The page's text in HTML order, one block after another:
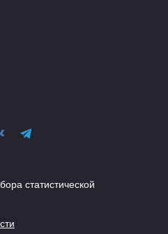
статистической